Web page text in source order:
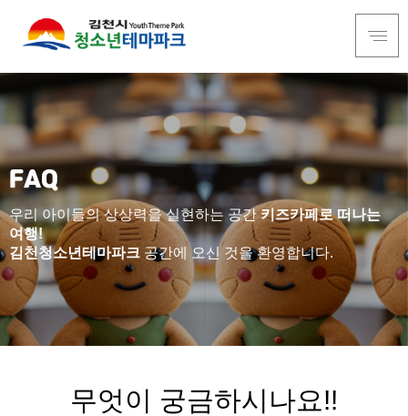
FAQ
우리 아이들의 상상력을 실현하는 공간키즈카페로 떠나는
여행!
김천청소년테마파크 공간에 오신 것을 환영합니다.
무엇이 궁금하시나요!!